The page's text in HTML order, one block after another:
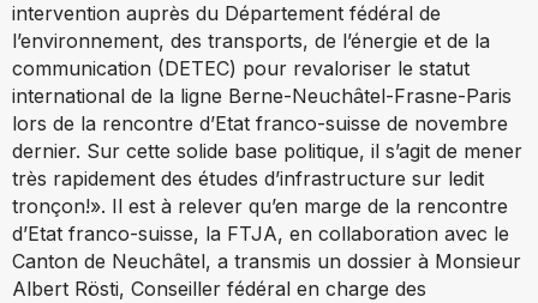
intervention auprès du Département fédéral de
l’environnement, des transports, de l’énergie et de la
communication (DETEC) pour revaloriser le statut
international de la ligne Berne-Neuchâtel-Frasne-Paris
lors de la rencontre d’Etat franco-suisse de novembre
dernier. Sur cette solide base politique, il s’agit de mener
très rapidement des études d’infrastructure sur ledit
tronçon!». Il est à relever qu’en marge de la rencontre
d’Etat franco-suisse, la FTJA, en collaboration avec le
Canton de Neuchâtel, a transmis un dossier à Monsieur
Albert Rösti, Conseiller fédéral en charge des